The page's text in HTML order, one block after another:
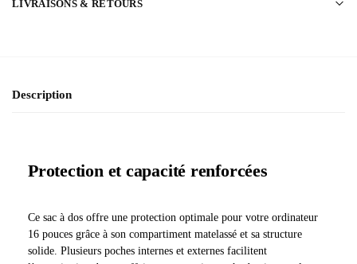
LIVRAISONS & RETOURS
Description
Protection et capacité renforcées
Ce sac à dos offre une protection optimale pour votre ordinateur
16 pouces grâce à son compartiment matelassé et sa structure
solide. Plusieurs poches internes et externes facilitent